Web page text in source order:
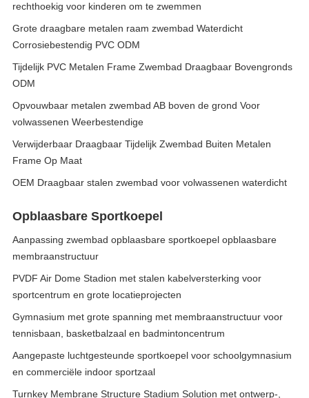
rechthoekig voor kinderen om te zwemmen
Grote draagbare metalen raam zwembad Waterdicht
Corrosiebestendig PVC ODM
Tijdelijk PVC Metalen Frame Zwembad Draagbaar Bovengronds
ODM
Opvouwbaar metalen zwembad AB boven de grond Voor
volwassenen Weerbestendige
Verwijderbaar Draagbaar Tijdelijk Zwembad Buiten Metalen
Frame Op Maat
OEM Draagbaar stalen zwembad voor volwassenen waterdicht
Opblaasbare Sportkoepel
Aanpassing zwembad opblaasbare sportkoepel opblaasbare
membraanstructuur
PVDF Air Dome Stadion met stalen kabelversterking voor
sportcentrum en grote locatieprojecten
Gymnasium met grote spanning met membraanstructuur voor
tennisbaan, basketbalzaal en badmintoncentrum
Aangepaste luchtgesteunde sportkoepel voor schoolgymnasium
en commerciële indoor sportzaal
Turnkey Membrane Structure Stadium Solution met ontwerp-,